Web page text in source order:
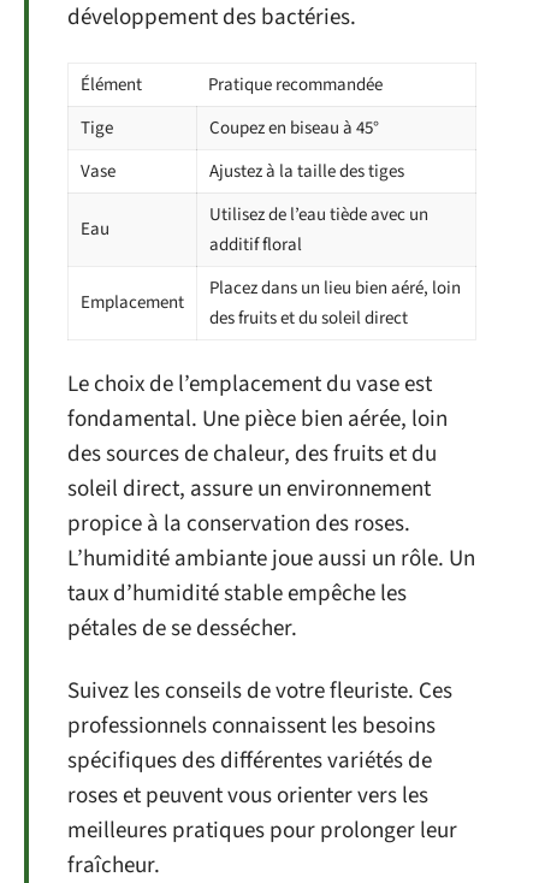
développement des bactéries.
Élément
Pratique recommandée
Tige
Coupez en biseau à 45°
Vase
Ajustez à la taille des tiges
Eau
Utilisez de l’eau tiède avec un
additif floral
Emplacement
Placez dans un lieu bien aéré, loin
des fruits et du soleil direct
Le choix de l’emplacement du vase est
fondamental. Une pièce bien aérée, loin
des sources de chaleur, des fruits et du
soleil direct, assure un environnement
propice à la conservation des roses.
L’humidité ambiante joue aussi un rôle. Un
taux d’humidité stable empêche les
pétales de se dessécher.
Suivez les conseils de votre fleuriste. Ces
professionnels connaissent les besoins
spécifiques des différentes variétés de
roses et peuvent vous orienter vers les
meilleures pratiques pour prolonger leur
fraîcheur.